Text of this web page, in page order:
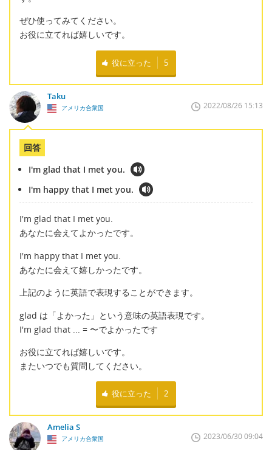
ぜひ使ってみてください。
お役に立てれば嬉しいです。
役に立った 5
Taku
アメリカ合衆国 2022/08/26 15:13
回答
I'm glad that I met you.
I'm happy that I met you.
I'm glad that I met you.
あなたに会えてよかったです。
I'm happy that I met you.
あなたに会えて嬉しかったです。
上記のように英語で表現することができます。
glad は「よかった」という意味の英語表現です。
I'm glad that ... = 〜でよかったです
お役に立てれば嬉しいです。
またいつでも質問してください。
役に立った 2
Amelia S
アメリカ合衆国 2023/06/30 09:04